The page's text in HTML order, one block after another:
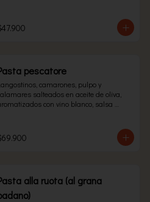
Pasta pescatore
camarones, pulpo y
salteados en aceite de oliva,
con vino blanco, salsa
alla ruota (al grana